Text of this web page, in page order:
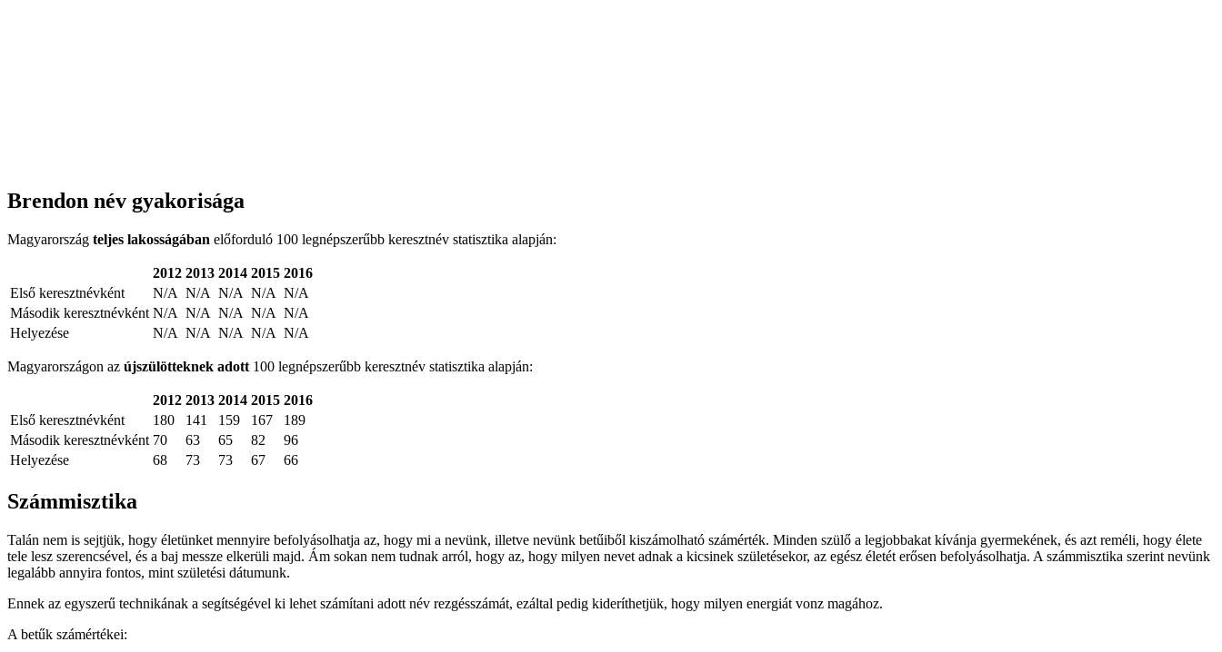
Brendon név gyakorisága
Magyarország teljes lakosságában előforduló 100 legnépszerűbb keresztnév statisztika alapján:
2012 2013 2014 2015 2016
Első keresztnévként
N/A N/A N/A N/A N/A
Második keresztnévként N/A N/A N/A N/A N/A
Helyezése
N/A N/A N/A N/A N/A
Magyarországon az újszülötteknek adott 100 legnépszerűbb keresztnév statisztika alapján:
2012 2013 2014 2015 2016
Első keresztnévként
180 141 159 167
189
Második keresztnévként 70 63 65 82
96
Helyezése
68 73 73 67 66
Számmisztika
Talán nem is sejtjük, hogy életünket mennyire befolyásolhatja az, hogy mi a nevünk, illetve nevünk betűiből kiszámolható számérték. Minden szülő a legjobbakat kívánja gyermekének, és azt reméli, hogy élete
tele lesz szerencsével, és a baj messze elkerüli majd. Ám sokan nem tudnak arról, hogy az, hogy milyen nevet adnak a kicsinek születésekor, az egész életét erősen befolyásolhatja. A számmisztika szerint nevünk
legalább annyira fontos, mint születési dátumunk.
Ennek az egyszerű technikának a segítségével ki lehet számítani adott név rezgésszámát, ezáltal pedig kideríthetjük, hogy milyen energiát vonz magához.
A betűk számértékei: